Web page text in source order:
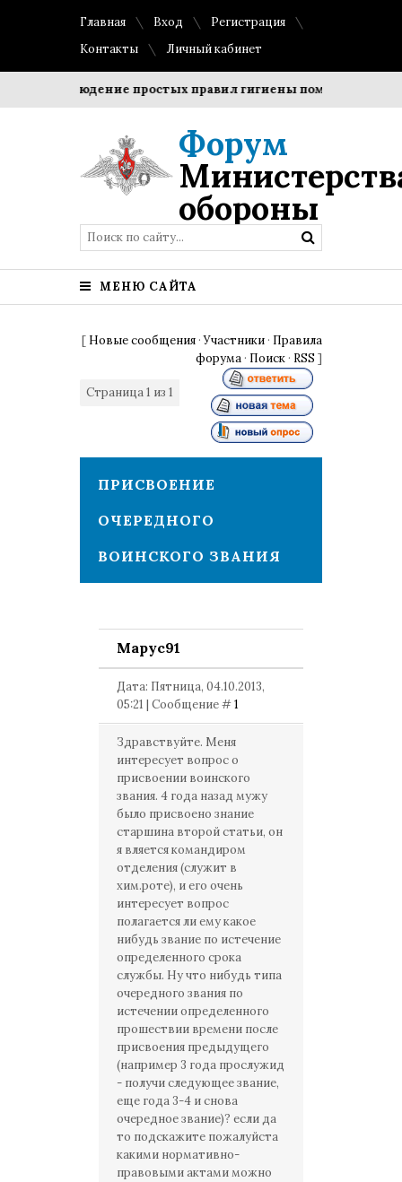
Главная Вход
Регистрация
Контакты
Личный кабинет
Соблюдение простых правил гигиены помогает
Форум
обороны
МЕНЮ САЙТА
[ Новые сообщения ·Участники · Правила
форума · Поиск · RSS ]
Страница1 из 1
ПРИСВОЕНИЕ
ОЧЕРЕДНОГО
ВОИНСКОГО ЗВАНИЯ
Mapyc91
Дата: Пятница, 04.10.2013,
05:21 | Сообщение #1
Здравствуйте. Меня
интересует вопрос о
присвоении воинского
звания. 4 года назад мужу
было присвоено знание
старшина второй статьи, он
я вляется командиром
отделения (служит в
хим.роте), и его очень
интересует вопрос
полагается ли ему какое
нибудь звание по истечение
определенного срока
службы. Ну что нибудь типа
очередного звания по
истечении определенного
прошествии времени после
присвоения предыдущего
(например 3 года прослужид
- получи следующее звание,
еще года 3-4 и снова
очередное звание)? если да
то подскажите пожалуйста
какими нормативно-
правовыми актами можно